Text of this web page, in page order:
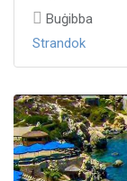
Buġibba
Strandok